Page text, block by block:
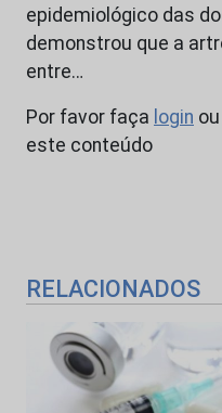
epidemiológico das
demonstrou que a
entre…
Por favor faça login ou
este conteúdo
RELACIONADOS